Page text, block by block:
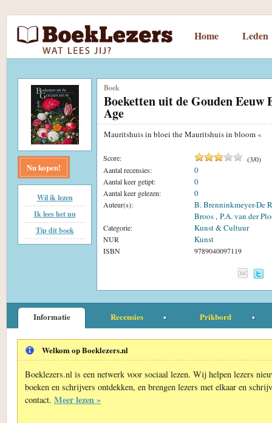
Home Leden
Nu kopen!
Wil ik lezen
Ik lees het nu
Tip dit boek
Boek
Boeketten uit de Gouden
Age
Mauritshuis in bloei the Mauritshuis in bloom «
Score: (3/0)
Aantal recensies:
0
Aantal keer getipt: 0
Aantal keer gelezen: 0
Auteur(s):
B. Brenninkmeyer-De
Broos , P.A. van der
Categorie: Kunst & Cultuur
NUR Kunst
ISBN 9789040097119
Informatie Recensies Prikbord
Welkom op Boeklezers.nl
Boeklezers.nl is een netwerk voor sociaal lezen. Wij helpen lezers
boeken en schrijvers ontdekken, en brengen lezers met elkaar en
contact. Meer lezen »